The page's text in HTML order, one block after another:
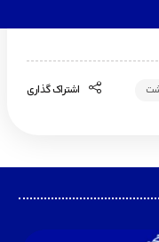
اشتراک گذاری